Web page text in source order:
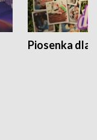
Piosenka dla